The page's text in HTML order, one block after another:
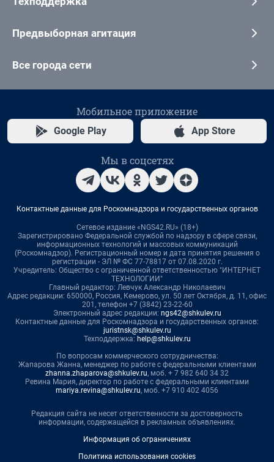
Предвыборная агитация
Все города сети
Мобильное приложение
Google Play App Store
Мы в соцсетях
Контактные данные для Роскомнадзора и государственных органов
Сетевое издание «NGS42.RU» (18+)
Зарегистрировано Федеральной службой по надзору в сфере связи,
информационных технологий и массовых коммуникаций
(Роскомнадзор). Регистрационный номер и дата принятия решения о
регистрации - ЭЛ № ФС 77-78817 от 07.08.2020 г.
Учредитель: Общество с ограниченной ответственностью "ИНТЕРНЕТ
ТЕХНОЛОГИИ"
Главный редактор: Левчук Александр Николаевич
Адрес редакции: 650000, Россия, Кемерово, ул. 50 лет Октября, д. 11, офис
201, телефон +7 (3842) 23-22-60
Электронный адрес редакции: ngs42@shkulev.ru
Контактные данные для Роскомнадзора и государственных органов:
juristnsk@shkulev.ru
Техподдержка: help@shkulev.ru
По вопросам коммерческого сотрудничества:
Жапарова Жанна, менеджер по работе с федеральными клиентами
zhanna.zhaparova@shkulev.ru, моб. + 7 982 640 34 32
Ревина Мария, директор по работе с федеральными клиентами
mariya.revina@shkulev.ru, моб. +7 910 402 4056
Редакция сайта не несет ответственности за достоверность
информации, содержащейся в рекламных объявлениях.
Информация об ограничениях
Политика использования cookies